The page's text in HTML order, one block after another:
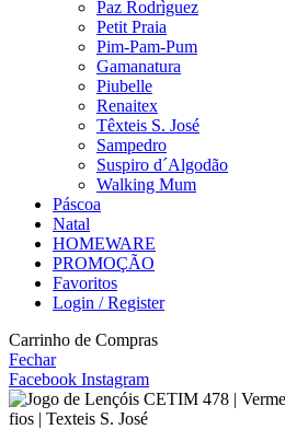
Paz Rodrìguez
Petit Praia
Pim-Pam-Pum
Gamanatura
Piubelle
Renaitex
Têxteis S. José
Sampedro
Suspiro d´Algodão
Walking Mum
Páscoa
Natal
HOMEWARE
PROMOÇÃO
Favoritos
Login / Register
Carrinho de Compras
Fechar
Facebook Instagram